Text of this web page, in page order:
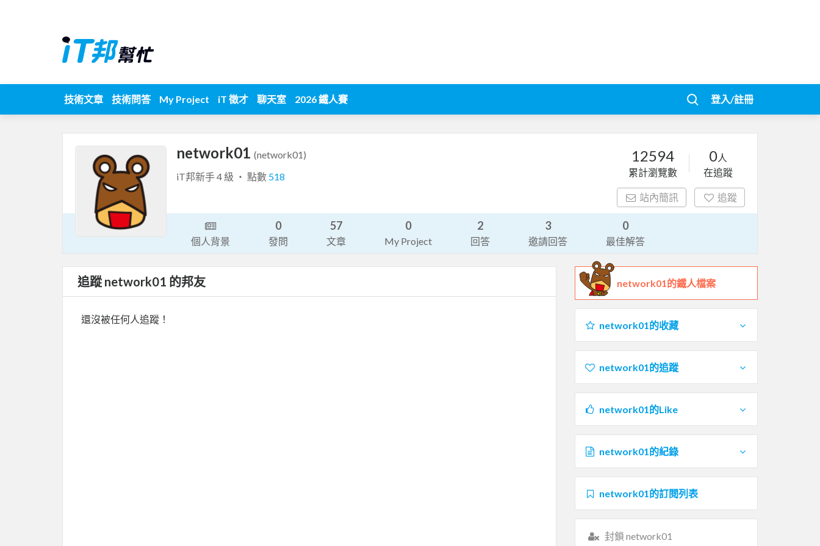
技術文章 技術問答 My Project iT 徵才 聊天室 2026 鐵人賽 登入/註冊
network01 (network01)
iT邦新手 4 級 ‧ 點數 518
12594
累計瀏覽數
0人
在追蹤
站內簡訊 追蹤
個人背景
0
發問
57
文章
0
My Project
2
回答
3
邀請回答
0
最佳解答
追蹤 network01 的邦友
還沒被任何人追蹤！
network01的鐵人檔案
network01的收藏
network01的追蹤
network01的Like
network01的紀錄
network01的訂閱列表
封鎖 network01